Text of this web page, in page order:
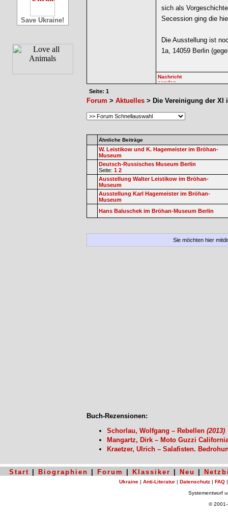
Save Ukraine!
sich als
Secession ging die
Die Ausstellung ist
1a, 14059 Berlin
Seite: 1
Forum > Aktuelles > Die Vereinigung der XI
Ähnliche Beiträge
W. Leistikow und K. Hagemeister im Bröhan-
Museum
Deutsch-Russisches Museum Berlin
Seite: 1 2
Ausstellung Walter Leistikow im Bröhan-
Museum
Ausstellung Karl Hagemeister im Bröhan-
Museum
Hans Baluschek im Bröhan-Museum Berlin
Sie möchten hier
Buch-Rezensionen:
Schorlau, Wolfgang – Rebellen (2013)
Mangartz, Dirk – Moto Guzzi
Kraetzer, Ulrich – Salafisten.
Start Biographien Forum Klassiker Neu
Ukraine | Anti-Literatur | Datenschutz | FAQ
Systementwurf
©